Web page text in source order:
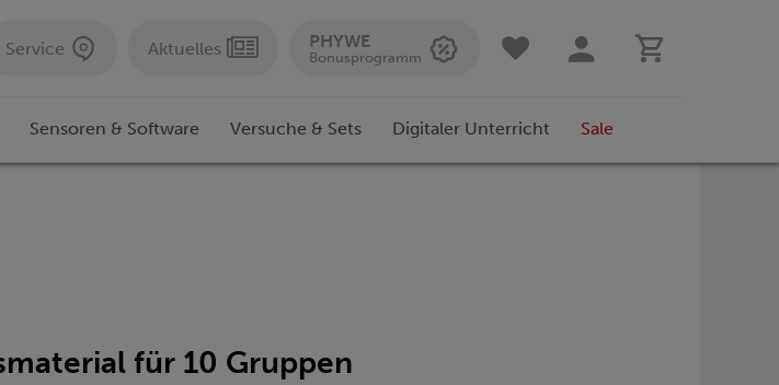
Service Aktuelles PHYWE
Bonusprogramm
Sensoren & Software Versuche & Sets Digitaler Unterricht Sale
für 10 Gruppen